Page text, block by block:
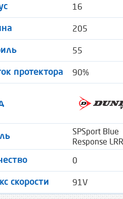
16
205
55
протектора 90%
SPSport Blue
Response LRR
0
скорости 91V